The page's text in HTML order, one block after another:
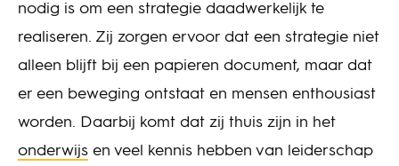
nodig is om een strategie daadwerkelijk te
realiseren. Zij zorgen ervoor dat een strategie niet
alleen blijft bij een papieren document, maar dat
er een beweging ontstaat en mensen enthousiast
worden. Daarbij komt dat zij thuis zijn in het
onderwijs en veel kennis hebben van leiderschap